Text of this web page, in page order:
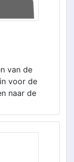
van de
voor de
naar de